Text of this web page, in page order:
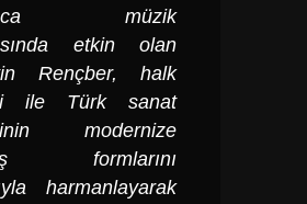
müzik
etkin olan
Rençber, halk
ile Türk sanat
modernize
formlarını
harmanlayarak